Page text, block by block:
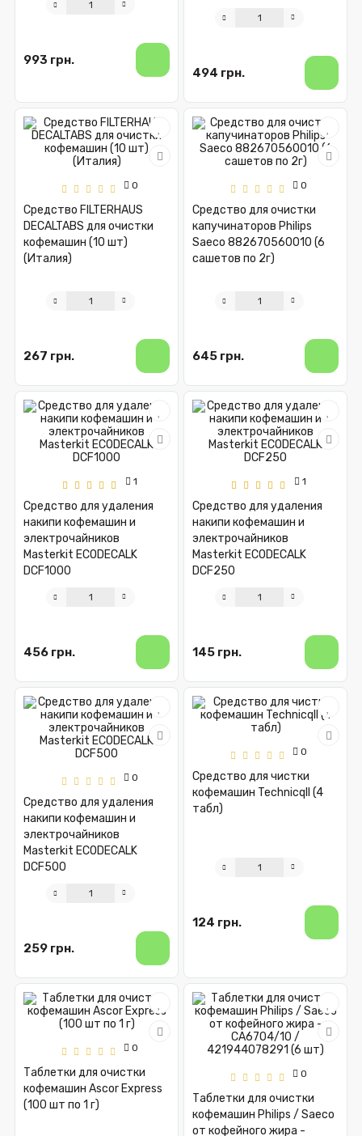
993 грн.
494 грн.
0
Средство FILTERHAUS
DECALTABS для очистки
кофемашин (10 шт)
(Италия)
267 грн.
0
Средство для очистки
капучинаторов Philips
Saeco 882670560010 (6
сашетов по 2г)
645 грн.
1
Средство для удаления
накипи кофемашин и
электрочайников
Masterkit ECODECALK
DCF1000
456 грн.
1
Средство для удаления
накипи кофемашин и
электрочайников
Masterkit ECODECALK
DCF250
145 грн.
0
Средство для удаления
накипи кофемашин и
электрочайников
Masterkit ECODECALK
DCF500
259 грн.
0
Средство для чистки
кофемашин Technicqll (4
табл)
124 грн.
0
Таблетки для очистки
кофемашин Ascor Express
(100 шт по 1 г)
0
Таблетки для очистки
кофемашин Philips / Saeco
от кофейного жира -